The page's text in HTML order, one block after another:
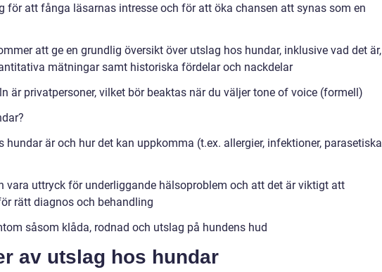
för att fånga läsarnas intresse och för att öka chansen att synas som en
att ge en grundlig översikt över utslag hos hundar, inklusive vad det är,
mätningar samt historiska fördelar och nackdelar
är privatpersoner, vilket bör beaktas när du väljer tone of voice (formell)
hundar är och hur det kan uppkomma (t.ex. allergier, infektioner, parasetiska
vara uttryck för underliggande hälsoproblem och att det är viktigt att
rätt diagnos och behandling
såsom klåda, rodnad och utslag på hundens hud
av utslag hos hundar